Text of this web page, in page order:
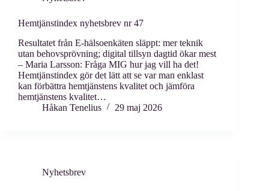
Hemtjänstindex nyhetsbrev nr 47
Resultatet från E-hälsoenkäten släppt: mer teknik
utan behovsprövning; digital tillsyn dagtid ökar mest
– Maria Larsson: Fråga MIG hur jag vill ha det!
Hemtjänstindex gör det lätt att se var man enklast
kan förbättra hemtjänstens kvalitet och jämföra
hemtjänstens kvalitet…
Håkan Tenelius
29 maj 2026
Nyhetsbrev